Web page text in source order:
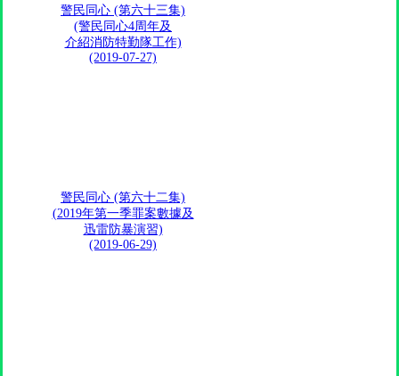
警民同心 (第六十三集)
(警民同心4周年及
介紹消防特勤隊工作)
(2019-07-27)
警民同心 (第六十二集)
(2019年第一季罪案數據及
迅雷防暴演習)
(2019-06-29)